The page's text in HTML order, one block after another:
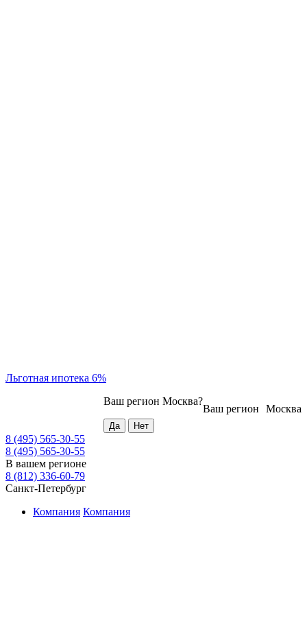
Льготная ипотека 6%
Москва
Ваш регион
Ваш регион Москва?
8 (495) 565-30-55
8 (495) 565-30-55
В вашем регионе
8 (812) 336-60-79
Санкт-Петербург
Компания Компания